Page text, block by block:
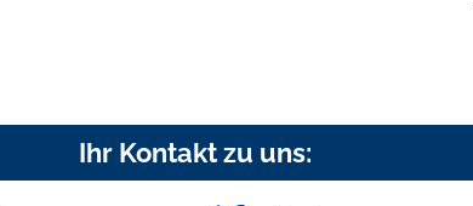
Ihr Kontakt zu uns: